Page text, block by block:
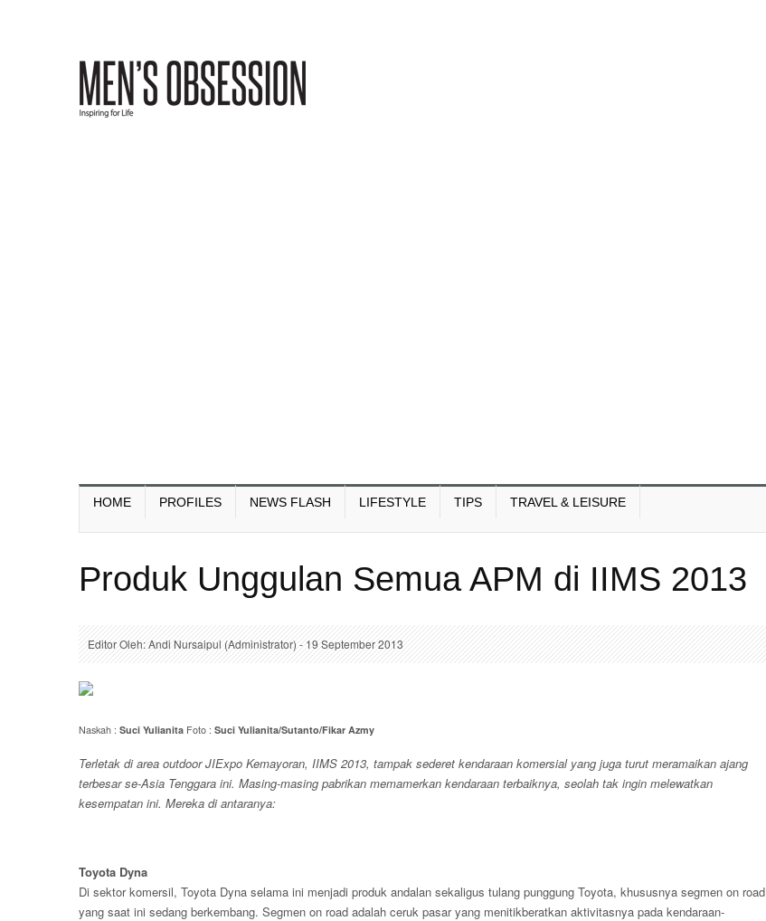
HOME PROFILES NEWS FLASH LIFESTYLE TIPS TRAVEL & LEISURE
Produk Unggulan Semua APM di IIMS 2013
Editor Oleh: Andi Nursaipul (Administrator) - 19 September 2013
Naskah : Suci Yulianita Foto : Suci Yulianita/Sutanto/Fikar Azmy
Terletak di area outdoor JIExpo Kemayoran, IIMS 2013, tampak sederet kendaraan komersial yang juga turut meramaikan ajang
terbesar se-Asia Tenggara ini. Masing-masing pabrikan memamerkan kendaraan terbaiknya, seolah tak ingin melewatkan
kesempatan ini. Mereka di antaranya:
Toyota Dyna
Di sektor komersil, Toyota Dyna selama ini menjadi produk andalan sekaligus tulang punggung Toyota, khususnya segmen on road
yang saat ini sedang berkembang. Segmen on road adalah ceruk pasar yang menitikberatkan aktivitasnya pada kendaraan-